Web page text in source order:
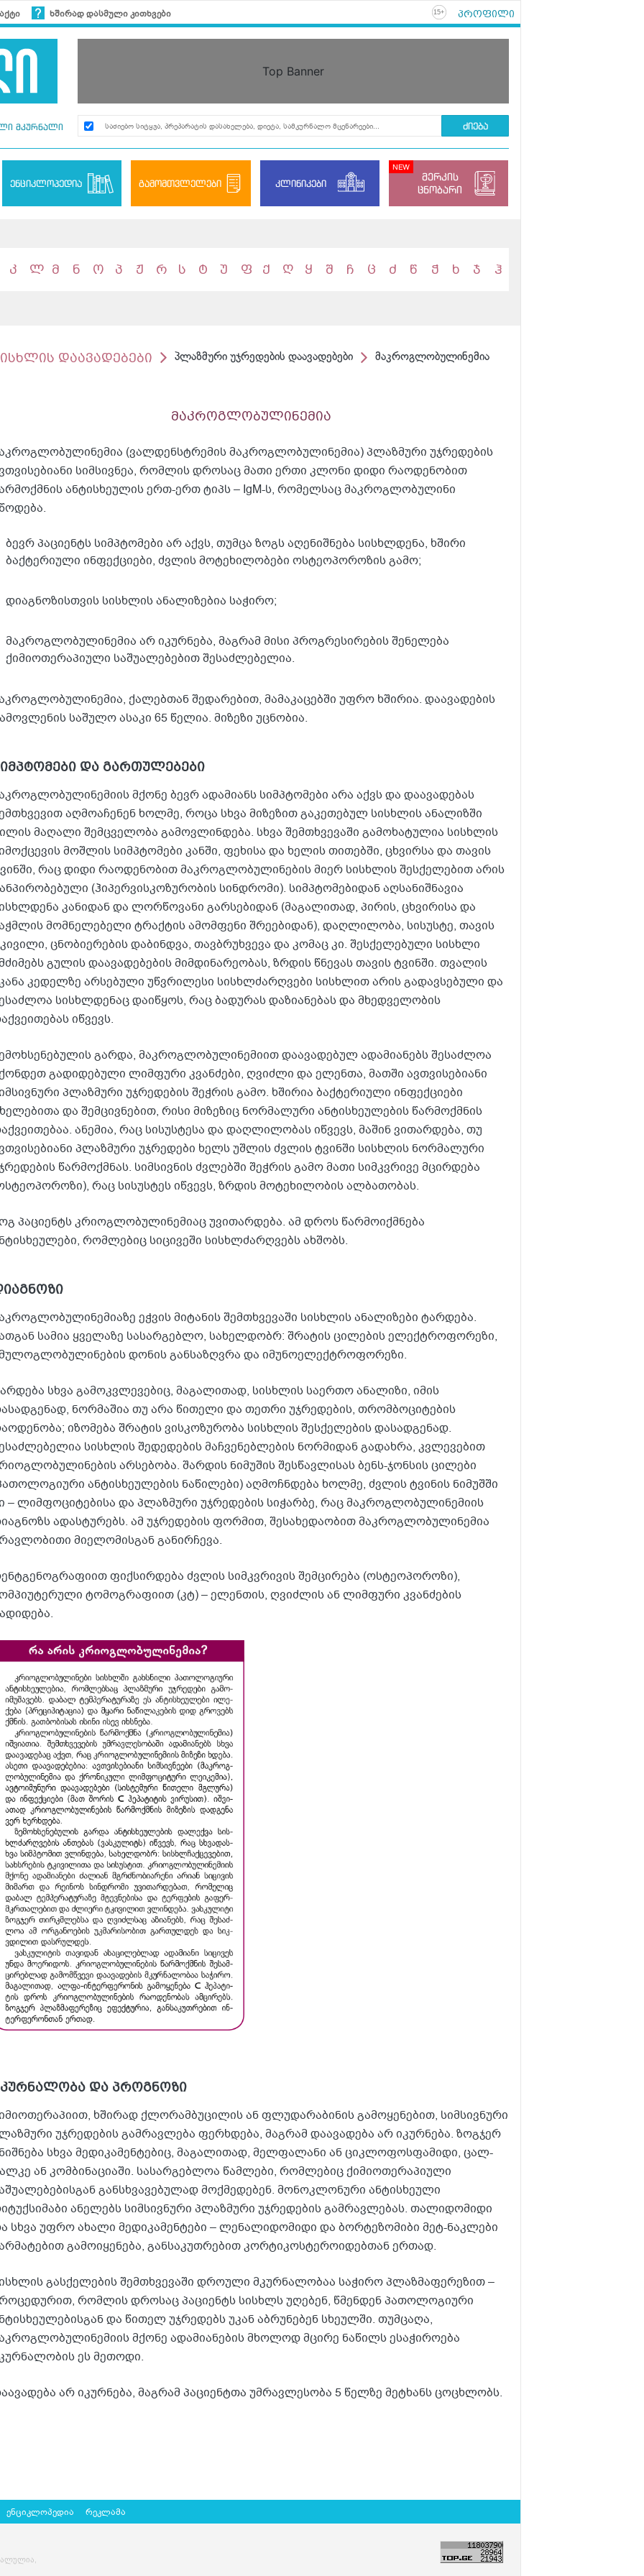
ხშირად დასმული კითხვები 15+ პროფილი
Top Banner
მკურნალი
ენციკლოპედია გამომთვლელები კლინიკები
მერკის
ცნობარი
კ ლ მ ნ ო პ ჟ რ ს ტ უ ფ ქ ღ ყ შ ჩ ც ძ წ ჭ ხ ჯ ჰ
დაავადებები პლაზმური უჯრედების დაავადებები მაკროგლობულინემია
მაკროგლობულინემია
(ვალდენსტრემის მაკროგლობულინემია) პლაზმური უჯრედების
სიმსივნეა, რომლის დროსაც მათი ერთი კლონი დიდი რაოდენობით
ანტისხეულის ერთ-ერთ ტიპს – IgM-ს, რომელსაც მაკროგლობულინი
ბევრ პაციენტს სიმპტომები არ აქვს, თუმცა ზოგს აღენიშნება სისხლდენა, ხშირი
ბაქტერიული ინფექციები, ძვლის მოტეხილობები ოსტეოპოროზის გამო;
დიაგნოზისთვის სისხლის ანალიზებია საჭირო;
მაკროგლობულინემია არ იკურნება, მაგრამ მისი პროგრესირების შენელება
ქიმიოთერაპიული საშუალებებით შესაძლებელია.
ქალებთან შედარებით, მამაკაცებში უფრო ხშირია. დაავადების
საშულო ასაკი 65 წელია. მიზეზი უცნობია.
და გართულებები
მქონე ბევრ ადამიანს სიმპტომები არა აქვს და დაავადებას
აღმოაჩენენ ხოლმე, როცა სხვა მიზეზით გაკეთებულ სისხლის ანალიზში
მაღალი შემცველობა გამოვლინდება. სხვა შემთხვევაში გამოხატულია სისხლის
მოშლის სიმპტომები კანში, ფეხისა და ხელის თითებში, ცხვირსა და თავის
რაც დიდი რაოდენობით მაკროგლობულინების მიერ სისხლის შესქელებით არის
(ჰიპერვისკოზურობის სინდრომი). სიმპტომებიდან აღსანიშნავია
კანიდან და ლორწოვანი გარსებიდან (მაგალითად, პირის, ცხვირისა და
მომნელებელი ტრაქტის ამომფენი შრეებიდან), დაღლილობა, სისუსტე, თავის
ცნობიერების დაბინდვა, თავბრუხვევა და კომაც კი. შესქელებული სისხლი
გულის დაავადებების მიმდინარეობას, ზრდის წნევას თავის ტვინში. თვალის
კედელზე არსებული უწვრილესი სისხლძარღვები სისხლით არის გადავსებული და
სისხლდენაც დაიწყოს, რაც ბადურას დაზიანებას და მხედველობის
იწვევს.
გარდა, მაკროგლობულინემიით დაავადებულ ადამიანებს შესაძლოა
გადიდებული ლიმფური კვანძები, ღვიძლი და ელენთა, მათში ავთვისებიანი
პლაზმური უჯრედების შეჭრის გამო. ხშირია ბაქტერიული ინფექციები
და შემცივნებით, რისი მიზეზიც ნორმალური ანტისხეულების წარმოქმნის
ანემია, რაც სისუსტესა და დაღლილობას იწვევს, მაშინ ვითარდება, თუ
პლაზმური უჯრედები ხელს უშლის ძვლის ტვინში სისხლის ნორმალური
წარმოქმნას. სიმსივნის ძვლებში შეჭრის გამო მათი სიმკვრივე მცირდება
რაც სისუსტეს იწვევს, ზრდის მოტეხილობის ალბათობას.
პაციენტს კრიოგლობულინემიაც უვითარდება. ამ დროს წარმოიქმნება
რომლებიც სიცივეში სისხლძარღვებს ახშობს.
ეჭვის მიტანის შემთხვევაში სისხლის ანალიზები ტარდება.
სამია ყველაზე სასარგებლო, სახელდობრ: შრატის ცილების ელექტროფორეზი,
დონის განსაზღვრა და იმუნოელექტროფორეზი.
სხვა გამოკვლევებიც, მაგალითად, სისხლის საერთო ანალიზი, იმის
ნორმაშია თუ არა წითელი და თეთრი უჯრედების, თრომბოციტების
იზომება შრატის ვისკოზურობა სისხლის შესქელების დასადგენად.
სისხლის შედედების მაჩვენებლების ნორმიდან გადახრა, კვლევებით
არსებობა. შარდის ნიმუშის შესწავლისას ბენს-ჯონსის ცილები
ანტისხეულების ნაწილები) აღმოჩნდება ხოლმე, ძვლის ტვინის ნიმუშში
– ლიმფოციტებისა და პლაზმური უჯრედების სიჭარბე, რაც მაკროგლობულინემიის
ადასტურებს. ამ უჯრედების ფორმით, შესახედაობით მაკროგლობულინემია
მიელომისგან განირჩევა.
ფიქსირდება ძვლის სიმკვრივის შემცირება (ოსტეოპოროზი),
ტომოგრაფიით (კტ) – ელენთის, ღვიძლის ან ლიმფური კვანძების
და პროგნოზი
ხშირად ქლორამბუცილის ან ფლუდარაბინის გამოყენებით, სიმსივნური
უჯრედების გამრავლება ფერხდება, მაგრამ დაავადება არ იკურნება. ზოგჯერ
სხვა მედიკამენტებიც, მაგალითად, მელფალანი ან ციკლოფოსფამიდი, ცალ-
ან კომბინაციაში. სასარგებლოა წამლები, რომლებიც ქიმიოთერაპიული
განსხვავებულად მოქმედებენ. მონოკლონური ანტისხეული
ანელებს სიმსივნური პლაზმური უჯრედების გამრავლებას. თალიდომიდი
სხვა უფრო ახალი მედიკამენტები – ლენალიდომიდი და ბორტეზომიბი მეტ-ნაკლები
გამოიყენება, განსაკუთრებით კორტიკოსტეროიდებთან ერთად.
გასქელების შემთხვევაში დროული მკურნალობაა საჭირო პლაზმაფერეზით –
რომლის დროსაც პაციენტს სისხლს უღებენ, წმენდენ პათოლოგიური
და წითელ უჯრედებს უკან აბრუნებენ სხეულში. თუმცაღა,
მქონე ადამიანების მხოლოდ მცირე ნაწილს ესაჭიროება
ეს მეთოდი.
არ იკურნება, მაგრამ პაციენტთა უმრავლესობა 5 წელზე მეტხანს ცოცხლობს.
ენციკლოპედია რეკლამა